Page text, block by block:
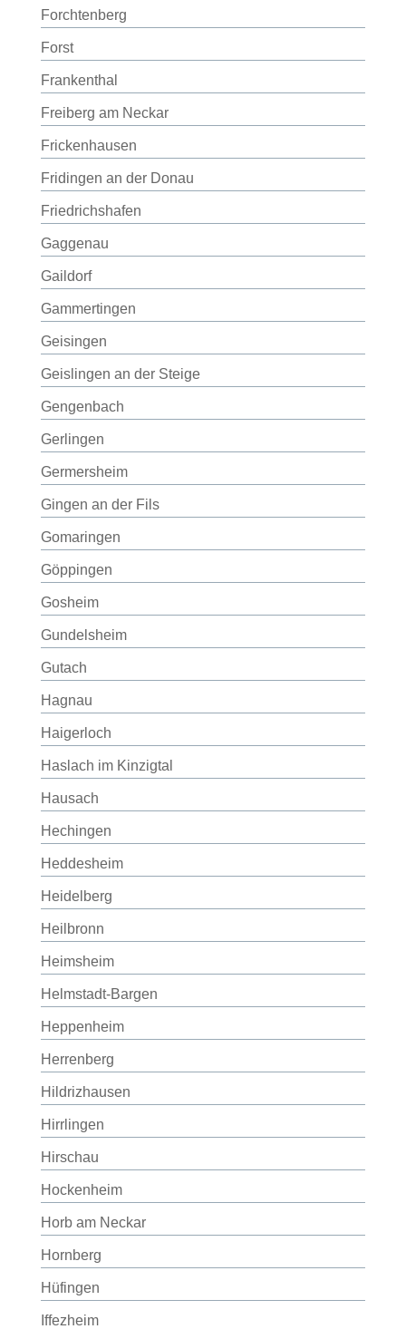
Forchtenberg
Forst
Frankenthal
Freiberg am Neckar
Frickenhausen
Fridingen an der Donau
Friedrichshafen
Gaggenau
Gaildorf
Gammertingen
Geisingen
Geislingen an der Steige
Gengenbach
Gerlingen
Germersheim
Gingen an der Fils
Gomaringen
Göppingen
Gosheim
Gundelsheim
Gutach
Hagnau
Haigerloch
Haslach im Kinzigtal
Hausach
Hechingen
Heddesheim
Heidelberg
Heilbronn
Heimsheim
Helmstadt-Bargen
Heppenheim
Herrenberg
Hildrizhausen
Hirrlingen
Hirschau
Hockenheim
Horb am Neckar
Hornberg
Hüfingen
Iffezheim